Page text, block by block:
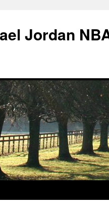
Jordan